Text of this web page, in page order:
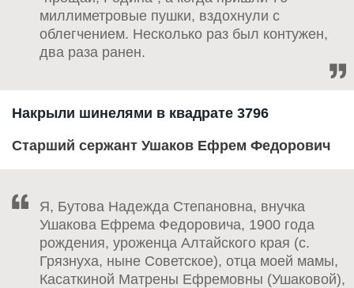
миллиметровые пушки, вздохнули с
облегчением. Несколько раз был контужен,
два раза ранен.
Накрыли шинелями в квадрате 3796
Старший сержант Ушаков Ефрем Федорович
Я, Бутова Надежда Степановна, внучка
Ушакова Ефрема Федоровича, 1900 года
рождения, уроженца Алтайского края (с.
Грязнуха, ныне Советское), отца моей мамы,
Касаткиной Матрены Ефремовны (Ушаковой),